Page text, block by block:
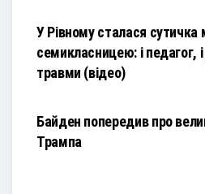
У Рівному сталася
семикласницею: і педагог,
травми (відео)
Байден попередив про
Трампа